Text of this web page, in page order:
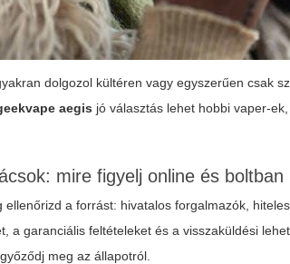
dolgozol kültéren vagy egyszerűen csak
aegis jó választás lehet hobbi vaper-
mire figyelj online és boltban
ellenőrizd a forrást: hivatalos forgalmazók,
a garanciális feltételeket és a visszaküldési
meg az állapotról.